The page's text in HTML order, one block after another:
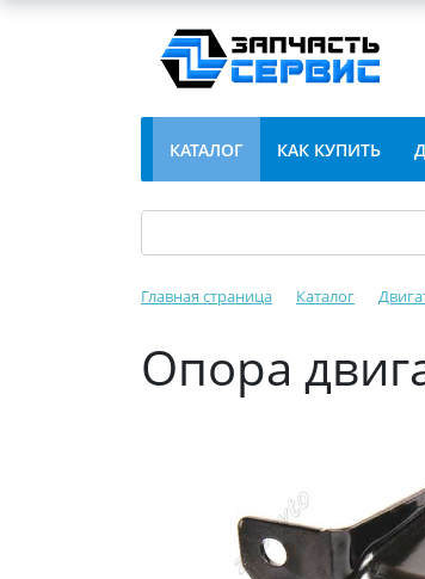
КАТАЛОГ КАК КУПИТЬ
Главная страница Каталог
Опора